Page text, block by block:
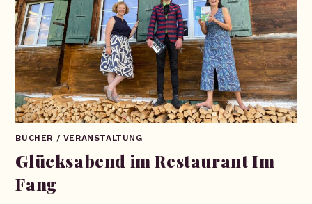
BÜCHER / VERANSTALTUNG
Glücksabend im Restaurant Im
Fang